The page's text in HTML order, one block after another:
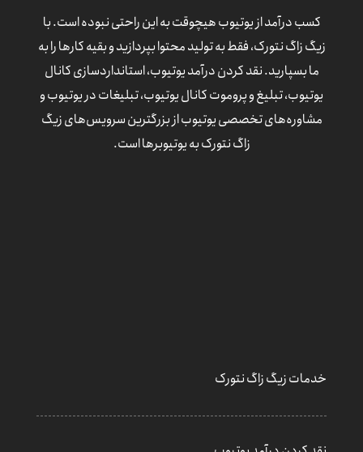
خدمات زیگ زاگ نتورک
کسب درآمد از یوتیوب هیچوقت به این راحتی نبوده است. با
زیگ زاگ نتورک، فقط به تولید محتوا بپردازید و بقیه کارها را به
ما بسپارید. نقد کردن درآمد یوتیوب، استانداردسازی کانال
یوتیوب، تبلیغ و پروموت کانال یوتیوب، تبلیغات در یوتیوب و
مشاوره‌های تخصصی یوتیوب از بزرگترین سرویس‌های زیگ
زاگ نتورک به یوتیوبرها است.